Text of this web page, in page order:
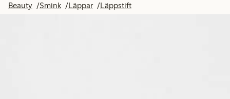
Beauty Smink Läppar Läppstift